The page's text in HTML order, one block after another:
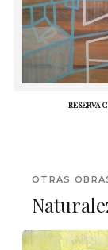
RESERVA
OTRAS